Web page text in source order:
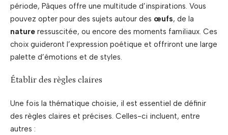
période, Pâques offre une multitude d’inspirations. Vous
pouvez opter pour des sujets autour des œufs, de la
nature ressuscitée, ou encore des moments familiaux. Ces
choix guideront l’expression poétique et offriront une large
palette d’émotions et de styles.
Établir des règles claires
Une fois la thématique choisie, il est essentiel de définir
des règles claires et précises. Celles-ci incluent, entre
autres :